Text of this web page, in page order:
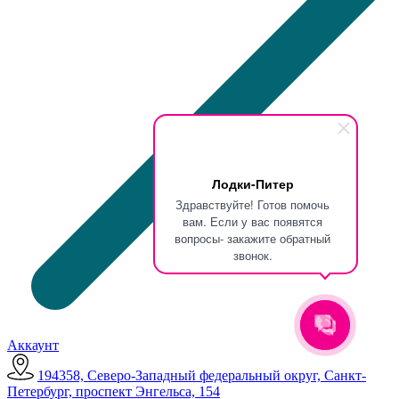
Лодки-Питер
Здравствуйте! Готов помочь
вам. Если у вас появятся
вопросы- закажите обратный
звонок.
Аккаунт
194358, Северо-Западный федеральный округ, Санкт-
Петербург, проспект Энгельса, 154